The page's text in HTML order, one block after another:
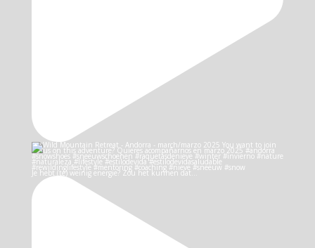
Je hebt (te) weinig energie? Zou het kunnen dat…